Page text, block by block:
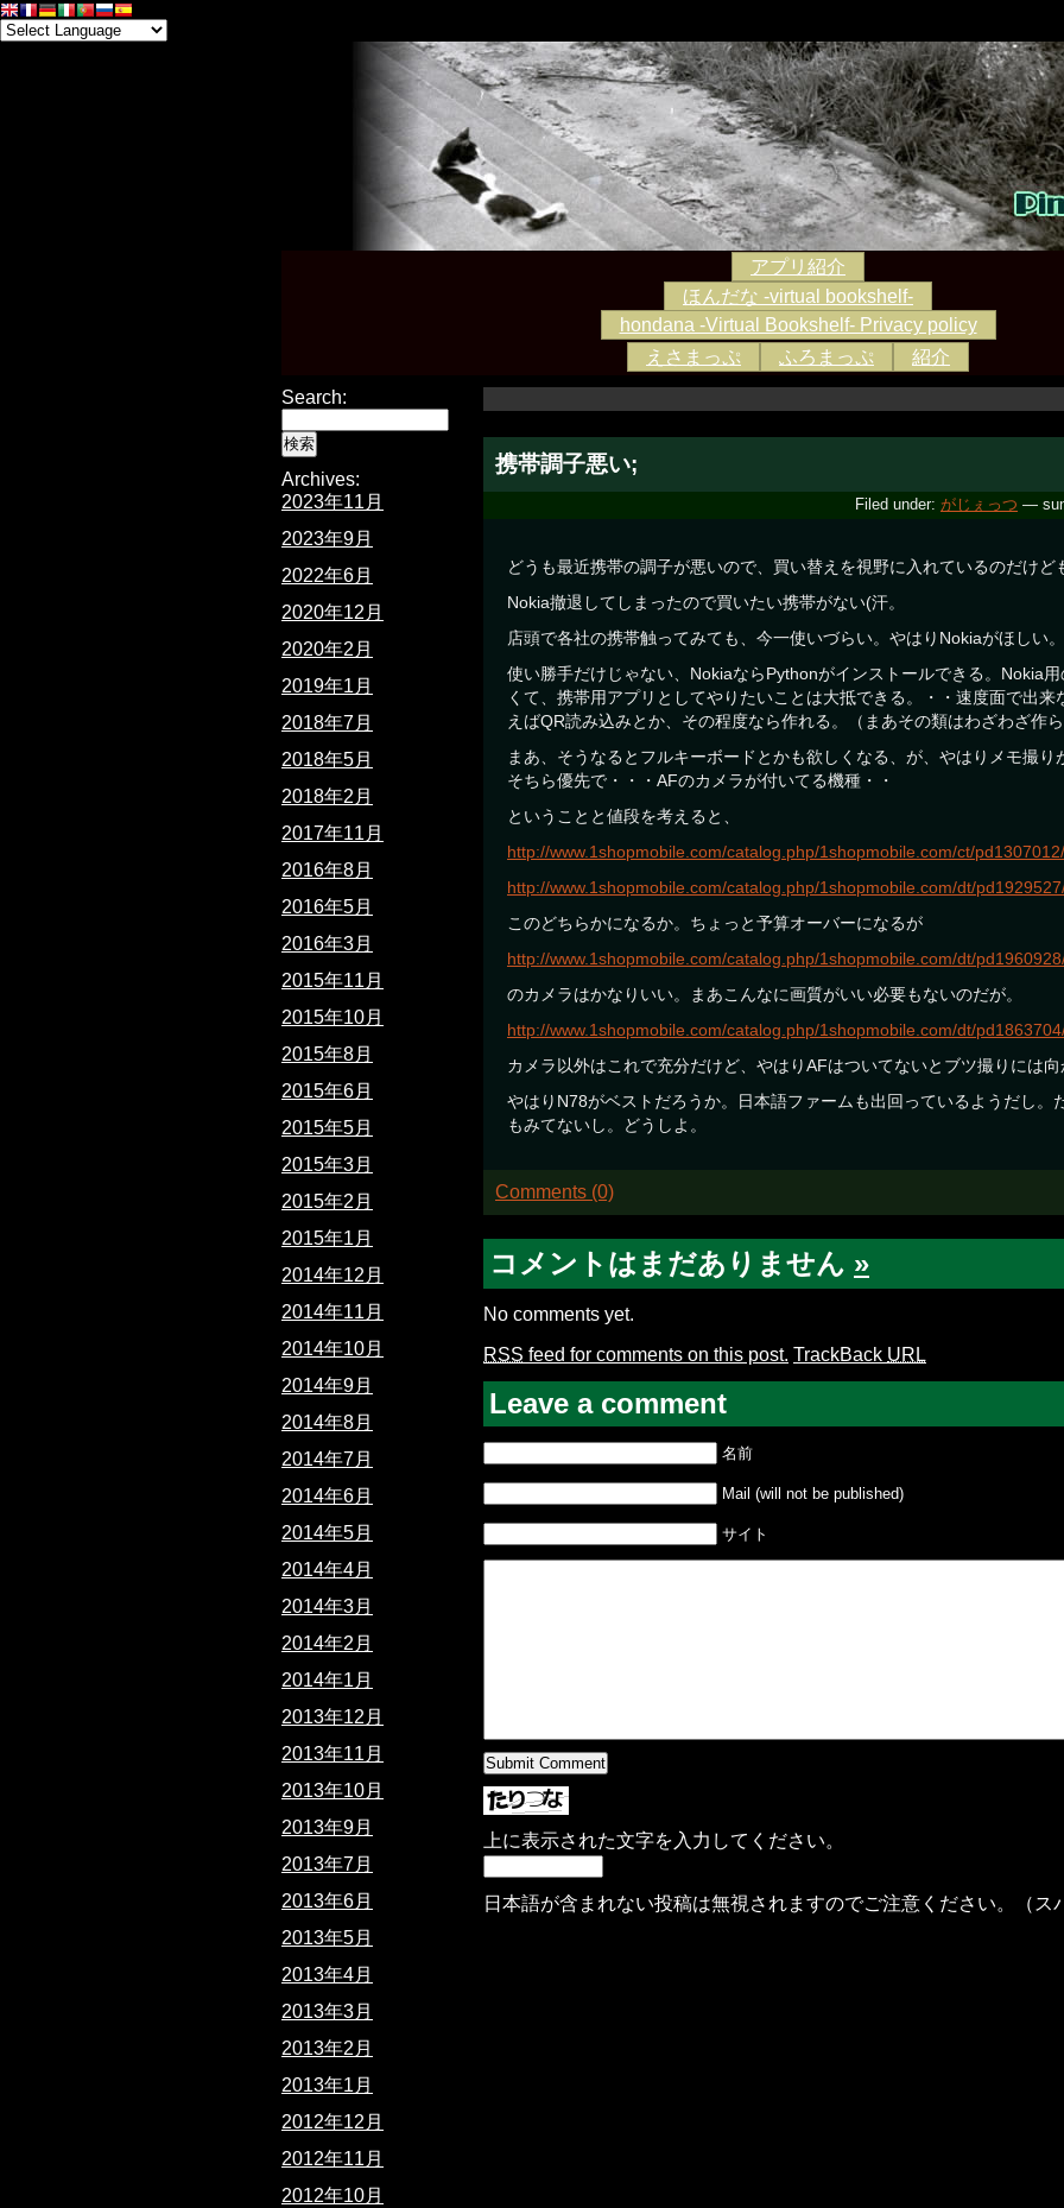
アプリ紹介
ほんだな -virtual bookshelf-
hondana -Virtual Bookshelf- Privacy policy
えさまっぷ
ふろまっぷ 紹介
携帯調子悪い;
Filed under: がじぇっつ —
どうも最近携帯の調子が悪いので、買い替えを視野に入れているのだけど
Nokia撤退してしまったので買いたい携帯がない(汗。
店頭で各社の携帯触ってみても、今一使いづらい。やはりNokiaがほしい。
使い勝手だけじゃない、NokiaならPythonがインストールできる。Nokia
くて、携帯用アプリとしてやりたいことは大抵できる。・・速度面で出来
えばQR読み込みとか、その程度なら作れる。（まあその類はわざわざ作
まあ、そうなるとフルキーボードとかも欲しくなる、が、やはりメモ撮り
そちら優先で・・・AFのカメラが付いてる機種・・
ということと値段を考えると、
http://www.1shopmobile.com/catalog.php/1shopmobile.com/ct/pd1307012/
http://www.1shopmobile.com/catalog.php/1shopmobile.com/dt/pd1929527/
このどちらかになるか。ちょっと予算オーバーになるが
http://www.1shopmobile.com/catalog.php/1shopmobile.com/dt/
のカメラはかなりいい。まあこんなに画質がいい必要もないのだが。
http://www.1shopmobile.com/catalog.php/1shopmobile.com/dt/pd1863704/
カメラ以外はこれで充分だけど、やはりAFはついてないとブツ撮りには向
やはりN78がベストだろうか。日本語ファームも出回っているようだし。
もみてないし。どうしよ。
Comments (0)
コメントはまだありません »
No comments yet.
RSS feed for comments on this post. TrackBack URL
Leave a comment
名前
Mail (will not be published)
サイト
上に表示された文字を入力してください。
日本語が含まれない投稿は無視されますのでご注意ください。（ス
Search:
Archives:
2023年11月
2023年9月
2022年6月
2020年12月
2020年2月
2019年1月
2018年7月
2018年5月
2018年2月
2017年11月
2016年8月
2016年5月
2016年3月
2015年11月
2015年10月
2015年8月
2015年6月
2015年5月
2015年3月
2015年2月
2015年1月
2014年12月
2014年11月
2014年10月
2014年9月
2014年8月
2014年7月
2014年6月
2014年5月
2014年4月
2014年3月
2014年2月
2014年1月
2013年12月
2013年11月
2013年10月
2013年9月
2013年7月
2013年6月
2013年5月
2013年4月
2013年3月
2013年2月
2013年1月
2012年12月
2012年11月
2012年10月